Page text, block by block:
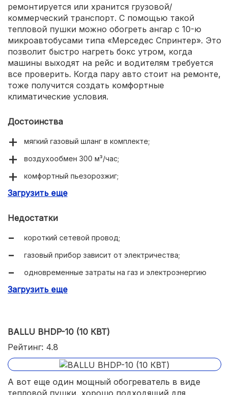
ремонтируется или хранится грузовой/
коммерческий транспорт. С помощью такой
тепловой пушки можно обогреть ангар с 10-ю
микроавтобусами типа «Мерседес Спринтер». Это
позволит быстро нагреть бокс утром, когда
машины выходят на рейс и водителям требуется
все проверить. Когда пару авто стоит на ремонте,
тоже получится создать комфортные
климатические условия.
Достоинства
мягкий газовый шланг в комплекте;
воздухообмен 300 м³/час;
комфортный пьезорозжиг;
при перегреве срабатывание отключение.
Загрузить еще
Недостатки
короткий сетевой провод;
газовый прибор зависит от электричества;
одновременные затраты на газ и электроэнергию
Загрузить еще
BALLU BHDP-10 (10 КВТ)
Рейтинг: 4.8
А вот еще один мощный обогреватель в виде
тепловой пушки, хорошо подходящий для